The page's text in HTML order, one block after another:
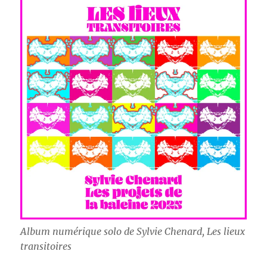
Album numérique solo de Sylvie Chenard, Les lieux
transitoires